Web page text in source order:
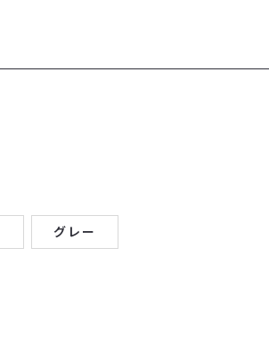
グレー